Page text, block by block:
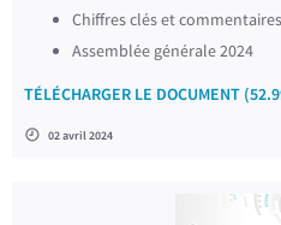
Chiffres clés et
Assemblée générale 2024
TÉLÉCHARGER LE DOCUMENT
02 avril 2024